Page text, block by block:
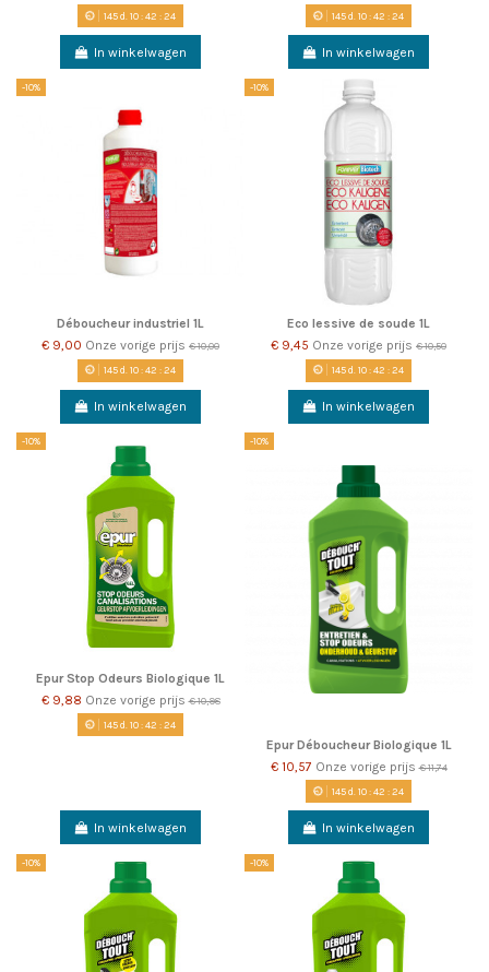
145d. 10:42 :23
In winkelwagen
145d. 10:42 :23
In winkelwagen
-10%
Déboucheur industriel 1L
€ 9,00 Onze vorige prijs € 10,00
145d.10:42 :23
In winkelwagen
-10%
Eco lessive de soude 1L
€ 9,45 Onze vorige prijs € 10,50
145d.10:42 :23
In winkelwagen
-10%
Epur Stop Odeurs Biologique 1L
€ 9,88 Onze vorige prijs€ 10,98
145d. 10:42 :23
In winkelwagen
-10%
Epur Déboucheur Biologique 1L
€ 10,57 Onze vorige prijs€ 11,74
145d. 10:42 :23
In winkelwagen
-10% -10%